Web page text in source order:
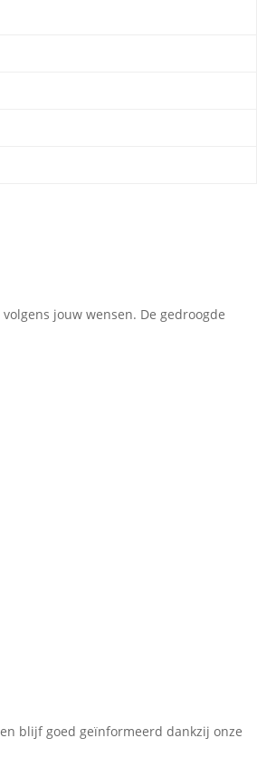
jouw wensen. De gedroogde
blijf goed geïnformeerd dankzij onze